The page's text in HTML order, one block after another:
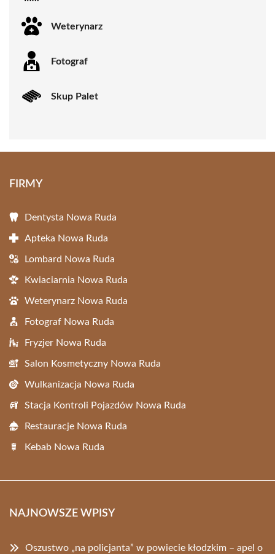
Weterynarz
Fotograf
Skup Palet
FIRMY
Dentysta Nowa Ruda
Apteka Nowa Ruda
Lombard Nowa Ruda
Kwiaciarnia Nowa Ruda
Weterynarz Nowa Ruda
Fotograf Nowa Ruda
Fryzjer Nowa Ruda
Salon Kosmetyczny Nowa Ruda
Wulkanizacja Nowa Ruda
Stacja Kontroli Pojazdów Nowa Ruda
Restauracje Nowa Ruda
Kebab Nowa Ruda
NAJNOWSZE WPISY
Oszustwo „na policjanta” w powiecie kłodzkim – apel o